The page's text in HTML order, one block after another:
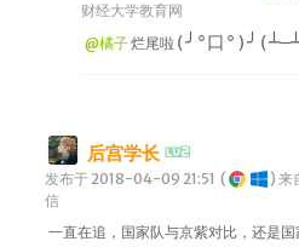
财经大学教育网
@橘子烂尾啦 (╯°口
后宫学长
发布于 2018-04-09 21:51 ( ) 来
信
一直在追，国家队与京紫对比，还是